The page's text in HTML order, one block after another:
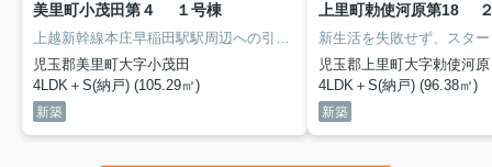
美里町小茂田第４ １号棟
上越新幹線本庄早稲田駅駅周辺への引っ越しをお考えなら「美里町小茂田第４ 」。幼保連携型認定こども園美里さくら幼稚園まで徒歩4分と気軽に通うことができます。余裕ある間取りの4SLDKで快適な毎日を送りましょう。児玉郡美里町に密着した当社では、多種多様な不動産をご紹介することが可能です。お引っ越しをお考えでしたら、まずはご連絡ください。
児玉郡美里町大字小茂田
4LDK＋S(納戸) (105.29㎡)
新築
上里町勅使河原第18
児玉郡上里町大字勅使河原
4LDK＋S(納戸) (96.38㎡)
新築